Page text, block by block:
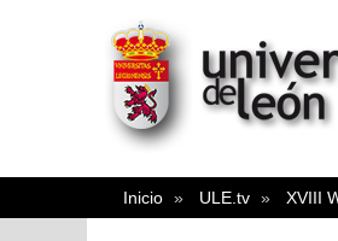
Inicio ULE.tv XVIII